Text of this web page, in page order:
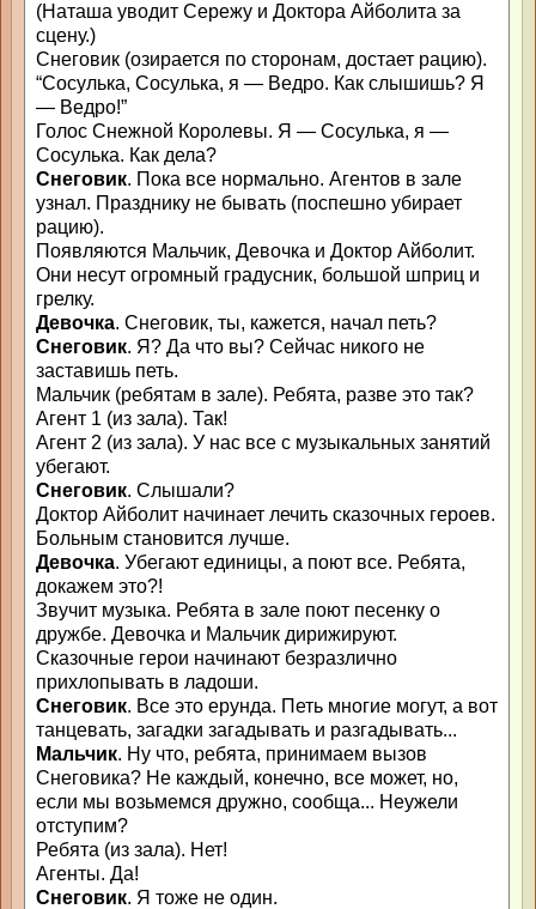
(Наташа уводит Сережу и Доктора Айболита за
сцену.)
Снеговик (озирается по сторонам, достает рацию).
“Сосулька, Сосулька, я — Ведро. Как слышишь? Я
— Ведро!”
Голос Снежной Королевы. Я — Сосулька, я —
Сосулька. Как дела?
Снеговик. Пока все нормально. Агентов в зале
узнал. Празднику не бывать (поспешно убирает
рацию).
Появляются Мальчик, Девочка и Доктор Айболит.
Они несут огромный градусник, большой шприц и
грелку.
Девочка. Снеговик, ты, кажется, начал петь?
Снеговик. Я? Да что вы? Сейчас никого не
заставишь петь.
Мальчик (ребятам в зале). Ребята, разве это так?
Агент 1 (из зала). Так!
Агент 2 (из зала). У нас все с музыкальных занятий
убегают.
Снеговик. Слышали?
Доктор Айболит начинает лечить сказочных героев.
Больным становится лучше.
Девочка. Убегают единицы, а поют все. Ребята,
докажем это?!
Звучит музыка. Ребята в зале поют песенку о
дружбе. Девочка и Мальчик дирижируют.
Сказочные герои начинают безразлично
прихлопывать в ладоши.
Снеговик. Все это ерунда. Петь многие могут, а вот
танцевать, загадки загадывать и разгадывать...
Мальчик. Ну что, ребята, принимаем вызов
Снеговика? Не каждый, конечно, все может, но,
если мы возьмемся дружно, сообща... Неужели
отступим?
Ребята (из зала). Нет!
Агенты. Да!
Снеговик. Я тоже не один.